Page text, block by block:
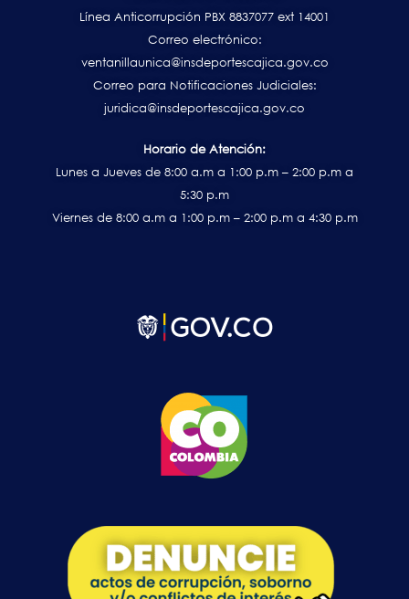
Línea Anticorrupción PBX 8837077 ext 14001
Correo electrónico:
ventanillaunica@insdeportescajica.gov.co
Correo para Notificaciones Judiciales:
juridica@insdeportescajica.gov.co
Horario de Atención:
Lunes a Jueves de 8:00 a.m a 1:00 p.m – 2:00 p.m a
5:30 p.m
Viernes de 8:00 a.m a 1:00 p.m – 2:00 p.m a 4:30 p.m